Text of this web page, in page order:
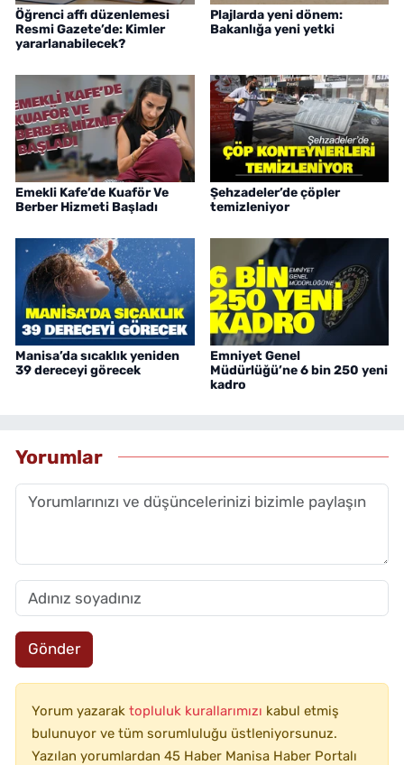
Öğrenci affı düzenlemesi
Resmi Gazete’de: Kimler
yararlanabilecek?
Plajlarda yeni dönem:
Bakanlığa yeni yetki
Emekli Kafe’de Kuaför Ve
Berber Hizmeti Başladı
Şehzadeler’de çöpler
temizleniyor
Manisa’da sıcaklık yeniden
39 dereceyi görecek
Emniyet Genel
Müdürlüğü’ne 6 bin 250 yeni
kadro
Yorumlar
Gönder
Yorum yazarak topluluk kurallarımızı kabul etmiş
bulunuyor ve tüm sorumluluğu üstleniyorsunuz.
Yazılan yorumlardan 45 Haber Manisa Haber Portalı